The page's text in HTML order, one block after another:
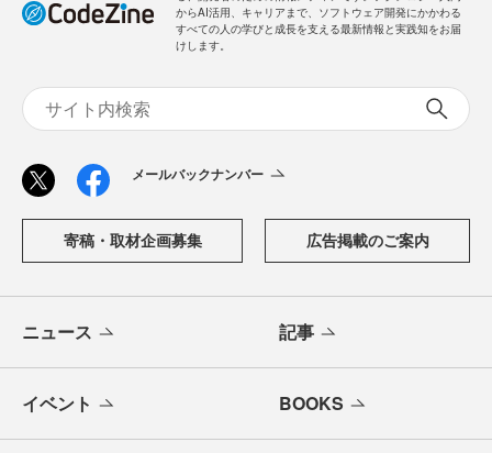
からAI活用、キャリアまで、ソフトウェア開発にかかわる
すべての人の学びと成長を支える最新情報と実践知をお届
けします。
メールバックナンバー
寄稿・取材企画募集 広告掲載のご案内
ニュース 記事
イベント BOOKS